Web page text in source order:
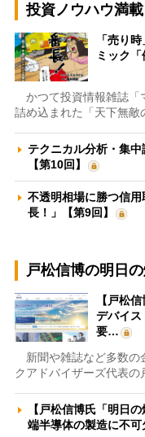
投資ノウハウ満
「売り
ミック
かつて投資情報雑誌「
詰め込まれた「天下無敵
テクニカル分析・集
【第10回】
不透明相場に勝つ信
長！」【第9回】
戸松信博の明日
【戸松
デバイス
要…
新聞や雑誌など多数の
クアドバイザーズ代表の
【戸松信博氏「明日
端半導体の製造に不